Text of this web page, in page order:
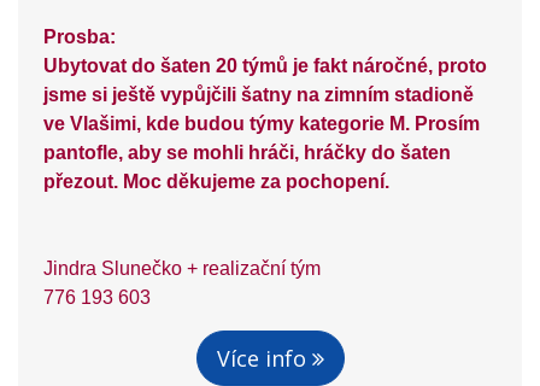
Prosba:
Ubytovat do šaten 20 týmů je fakt náročné, proto
jsme si ještě vypůjčili šatny na zimním stadioně
ve Vlašimi, kde budou týmy kategorie M. Prosím
pantofle, aby se mohli hráči, hráčky do šaten
přezout. Moc děkujeme za pochopení.
Jindra Slunečko + realizační tým
776 193 603
Více info